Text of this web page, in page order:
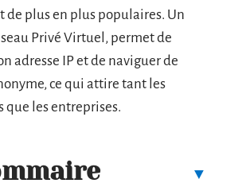
de plus en plus populaires. Un
Privé Virtuel, permet de
adresse IP et de naviguer de
ce qui attire tant les
que les entreprises.